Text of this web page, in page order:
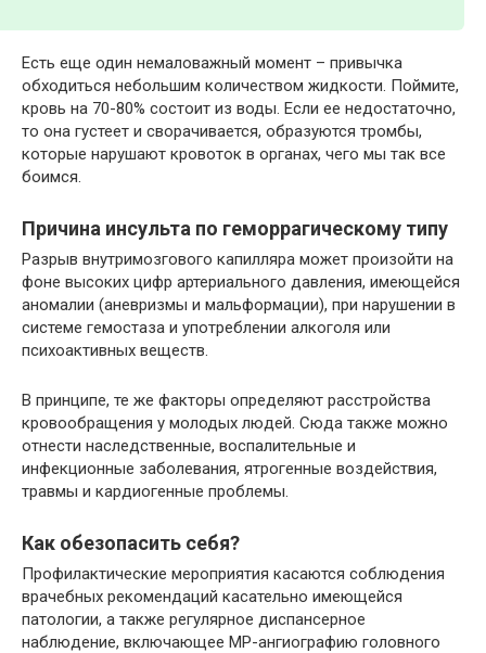
Есть еще один немаловажный момент – привычка
обходиться небольшим количеством жидкости. Поймите,
кровь на 70-80% состоит из воды. Если ее недостаточно,
то она густеет и сворачивается, образуются тромбы,
которые нарушают кровоток в органах, чего мы так все
боимся.
Причина инсульта по геморрагическому типу
Разрыв внутримозгового капилляра может произойти на
фоне высоких цифр артериального давления, имеющейся
аномалии (аневризмы и мальформации), при нарушении в
системе гемостаза и употреблении алкоголя или
психоактивных веществ.
В принципе, те же факторы определяют расстройства
кровообращения у молодых людей. Сюда также можно
отнести наследственные, воспалительные и
инфекционные заболевания, ятрогенные воздействия,
травмы и кардиогенные проблемы.
Как обезопасить себя?
Профилактические мероприятия касаются соблюдения
врачебных рекомендаций касательно имеющейся
патологии, а также регулярное диспансерное
наблюдение, включающее МР-ангиографию головного